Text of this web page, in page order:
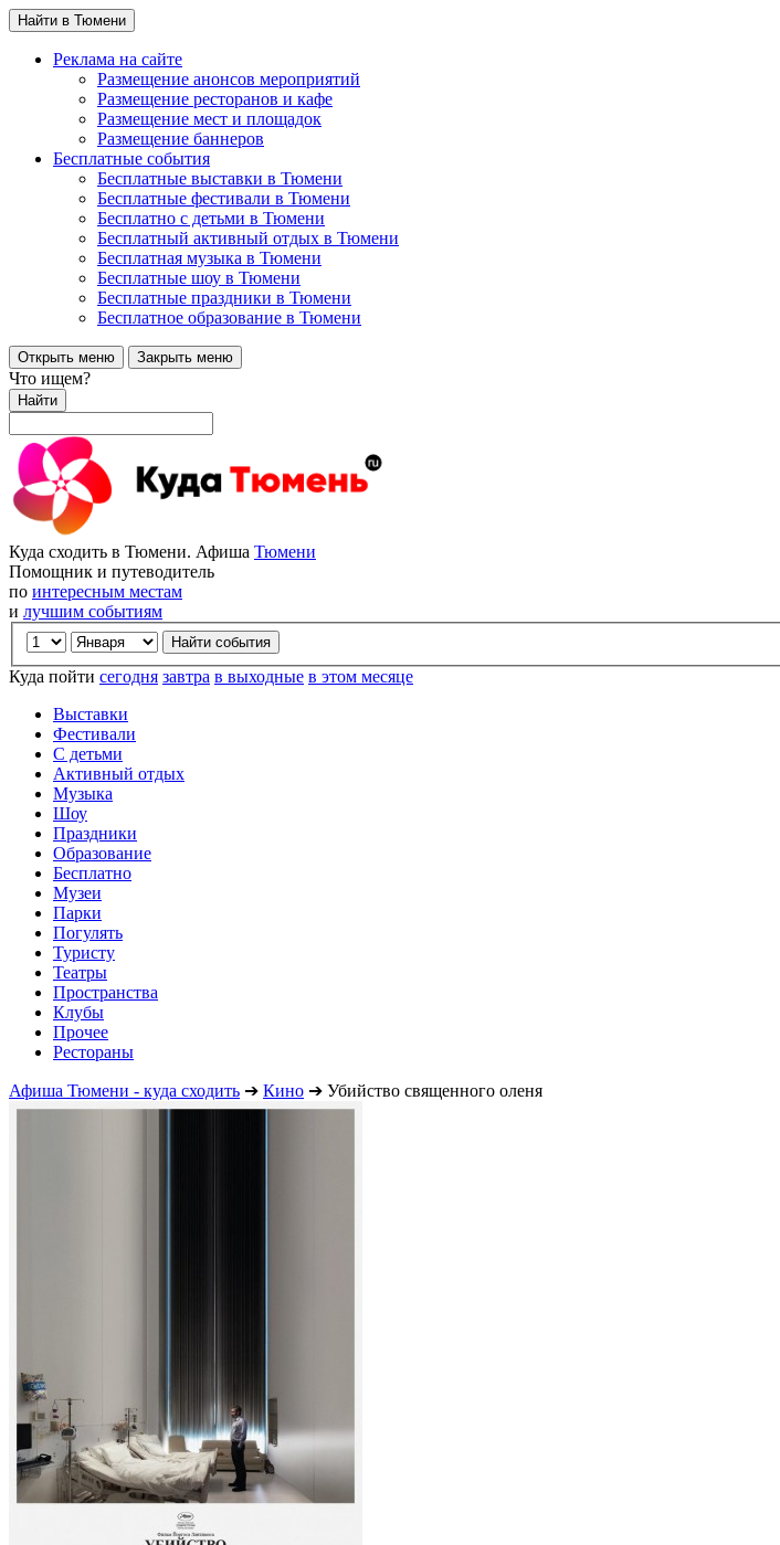
Найти в Тюмени
Реклама на сайте
Размещение анонсов мероприятий
Размещение ресторанов и кафе
Размещение мест и площадок
Размещение баннеров
Бесплатные события
Бесплатные выставки в Тюмени
Бесплатные фестивали в Тюмени
Бесплатно с детьми в Тюмени
Бесплатный активный отдых в Тюмени
Бесплатная музыка в Тюмени
Бесплатные шоу в Тюмени
Бесплатные праздники в Тюмени
Бесплатное образование в Тюмени
Открыть меню Закрыть меню
Что ищем?
Найти
Куда сходить в Тюмени. Афиша Тюмени
Помощник и путеводитель
по интересным местам
и лучшим событиям
Куда пойти сегодня завтра в выходные в этом месяце
Выставки
Фестивали
С детьми
Активный отдых
Музыка
Шоу
Праздники
Образование
Бесплатно
Музеи
Парки
Погулять
Туристу
Театры
Пространства
Клубы
Прочее
Рестораны
Афиша Тюмени - куда сходить ➔ Кино ➔ Убийство священного оленя